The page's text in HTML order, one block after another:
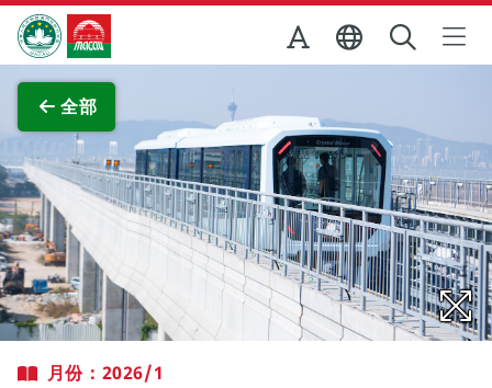
跳至主内容
澳門特別行政區政府旅遊局
全部
月份：2026/1